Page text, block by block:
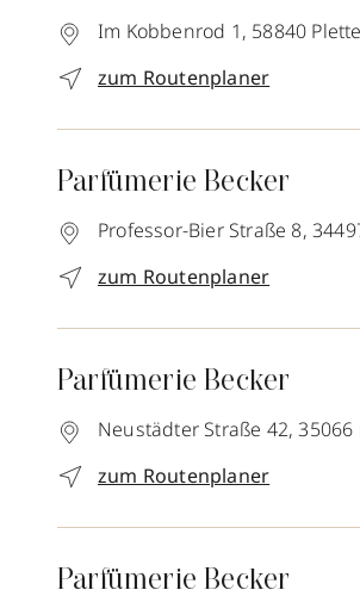
Im Kobbenrod 1, 58840
zum Routenplaner
Parfümerie Becker
Professor-Bier Straße 8,
zum Routenplaner
Parfümerie Becker
Neustädter Straße 42, 35066
zum Routenplaner
Parfümerie Becker